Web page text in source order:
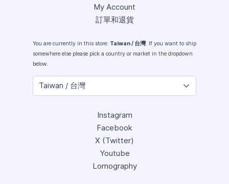
My Account
訂單和退貨
You are currently in this store: Taiwan / 台灣. If you want to ship
somewhere else please pick a country or market in the dropdown
below.
Instagram
Facebook
X (Twitter)
Youtube
Lomography